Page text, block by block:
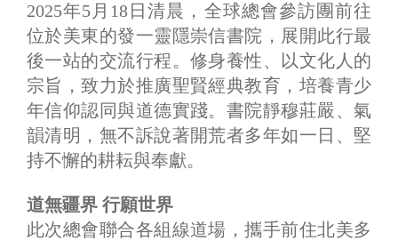
2025年5月18日清晨，全球總會參訪團前往
位於美東的發一靈隱崇信書院，展開此行最
後一站的交流行程。修身養性、以文化人的
宗旨，致力於推廣聖賢經典教育，培養青少
年信仰認同與道德實踐。書院靜穆莊嚴、氣
韻清明，無不訴說著開荒者多年如一日、堅
持不懈的耕耘與奉獻。
道無疆界 行願世界
此次總會聯合各組線道場，攜手前住北美多